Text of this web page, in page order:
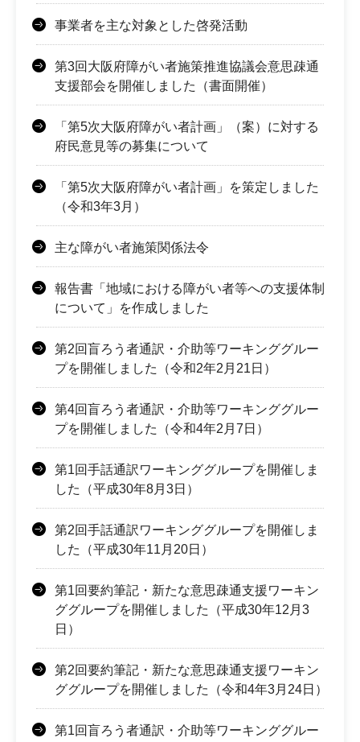
事業者を主な対象とした啓発活動
第3回大阪府障がい者施策推進協議会意思疎通
支援部会を開催しました（書面開催）
「第5次大阪府障がい者計画」（案）に対する
府民意見等の募集について
「第5次大阪府障がい者計画」を策定しました
（令和3年3月）
主な障がい者施策関係法令
報告書「地域における障がい者等への支援体制
について」を作成しました
第2回盲ろう者通訳・介助等ワーキンググルー
プを開催しました（令和2年2月21日）
第4回盲ろう者通訳・介助等ワーキンググルー
プを開催しました（令和4年2月7日）
第1回手話通訳ワーキンググループを開催しま
した（平成30年8月3日）
第2回手話通訳ワーキンググループを開催しま
した（平成30年11月20日）
第1回要約筆記・新たな意思疎通支援ワーキン
ググループを開催しました（平成30年12月3
日）
第2回要約筆記・新たな意思疎通支援ワーキン
ググループを開催しました（令和4年3月24日）
第1回盲ろう者通訳・介助等ワーキンググルー